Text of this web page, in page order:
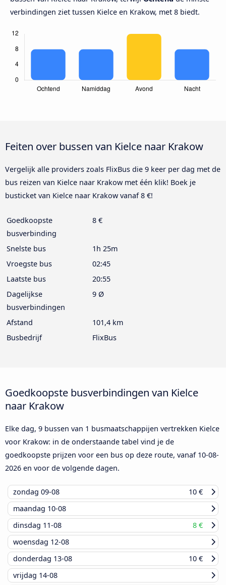
verbindingen ziet tussen Kielce en Krakow, met 8 biedt.
Feiten over bussen van Kielce naar Krakow
Vergelijk alle providers zoals FlixBus die 9 keer per dag met de
bus reizen van Kielce naar Krakow met één klik! Boek je
busticket van Kielce naar Krakow vanaf 8 €!
Goedkoopste
busverbinding
8 €
Snelste bus
1h 25m
Vroegste bus
02:45
Laatste bus
20:55
Dagelijkse
busverbindingen
9 Ø
Afstand
101,4 km
Busbedrijf
FlixBus
Goedkoopste busverbindingen van Kielce
naar Krakow
Elke dag, 9 bussen van 1 busmaatschappijen vertrekken Kielce
voor Krakow: in de onderstaande tabel vind je de
goedkoopste prijzen voor een bus op deze route, vanaf 10-08-
2026 en voor de volgende dagen.
zondag 09-08
10 €
maandag 10-08
dinsdag 11-08
8 €
woensdag 12-08
donderdag 13-08
10 €
vrijdag 14-08